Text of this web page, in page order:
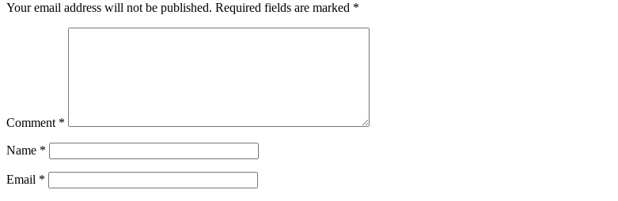
Your email address will not be published. Required fields are marked *
Comment *
Name *
Email *